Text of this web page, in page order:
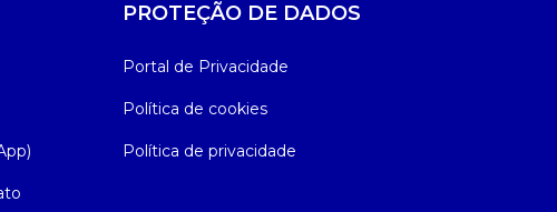
PROTEÇÃO DE DADOS
Portal de Privacidade
Política de cookies
Política de privacidade